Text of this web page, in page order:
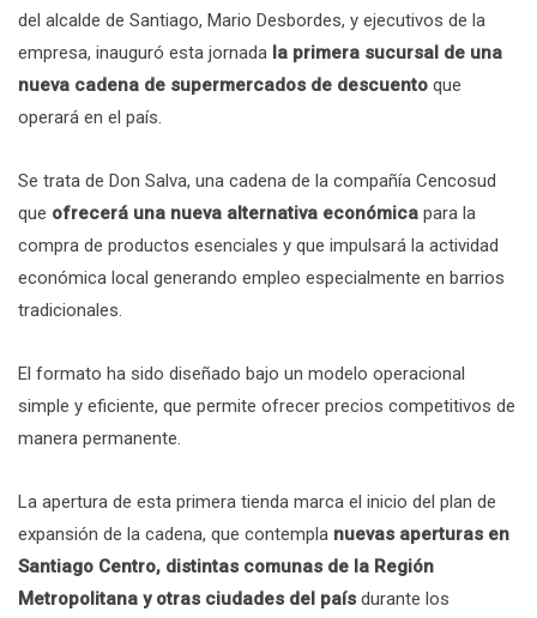
del alcalde de Santiago, Mario Desbordes, y ejecutivos de la
empresa, inauguró esta jornada la primera sucursal de una
nueva cadena de supermercados de descuento que
operará en el país.
Se trata de Don Salva, una cadena de la compañía Cencosud
que ofrecerá una nueva alternativa económica para la
compra de productos esenciales y que impulsará la actividad
económica local generando empleo especialmente en barrios
tradicionales.
El formato ha sido diseñado bajo un modelo operacional
simple y eficiente, que permite ofrecer precios competitivos de
manera permanente.
La apertura de esta primera tienda marca el inicio del plan de
expansión de la cadena, que contempla nuevas aperturas en
Santiago Centro, distintas comunas de la Región
Metropolitana y otras ciudades del país durante los